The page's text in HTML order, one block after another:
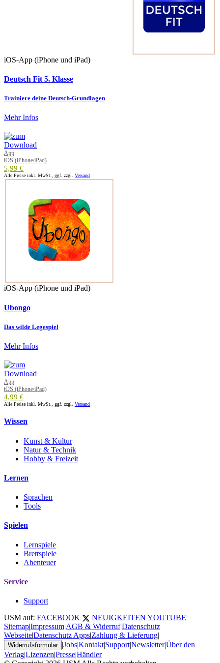
iOS-App (iPhone und iPad)
Deutsch Fit 5. Klasse
Trainiere deine Deutsch-Grundlagen
Mehr Infos
App
iOS (iPhone/iPad)
5,99 €
Alle Preise inkl. MwSt., ggf. zzgl. Versand
iOS-App (iPhone und iPad)
Ubongo
Das wilde Legespiel
Mehr Infos
App
iOS (iPhone/iPad)
4,99 €
Alle Preise inkl. MwSt., ggf. zzgl. Versand
Wissen
Kunst & Kultur
Natur & Technik
Hobby & Freizeit
Lernen
Sprachen
Tools
Spielen
Lernspiele
Brettspiele
Abenteuer
Service
Support
USM auf: FACEBOOK NEUIGKEITEN YOUTUBE
Sitemap|Impressum|AGB & Widerruf|Datenschutz
Webseite|Datenschutz Apps|Zahlung & Lieferung|
Widerrufsformular |Jobs|Kontakt|Support|Newsletter|Über den
Verlag|Lizenzen|Presse|Händler